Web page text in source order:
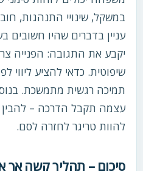
במשקל, שינויי התנהגות,
עניין בדברים שהיו חשובים
יקבע את התגובה: הפנייה
שיפוטית. כדאי להציע ליווי
תמיכה רגשית מתמשכת.
עצמה תקבל הדרכה – להבין
להוות טריגר לחזרה לסם.
סיכום – תהליך קשה אך